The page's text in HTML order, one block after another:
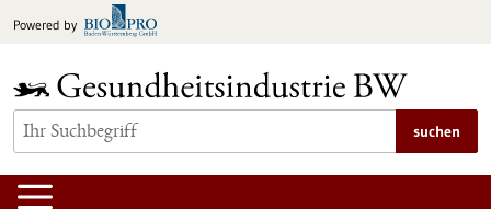
Inhalt
Powered by
suchen